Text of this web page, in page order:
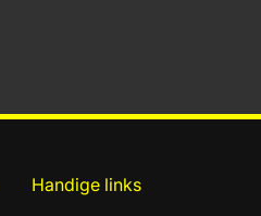
Handige links